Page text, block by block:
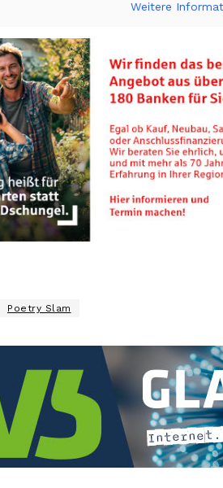
Weitere
Poetry Slam